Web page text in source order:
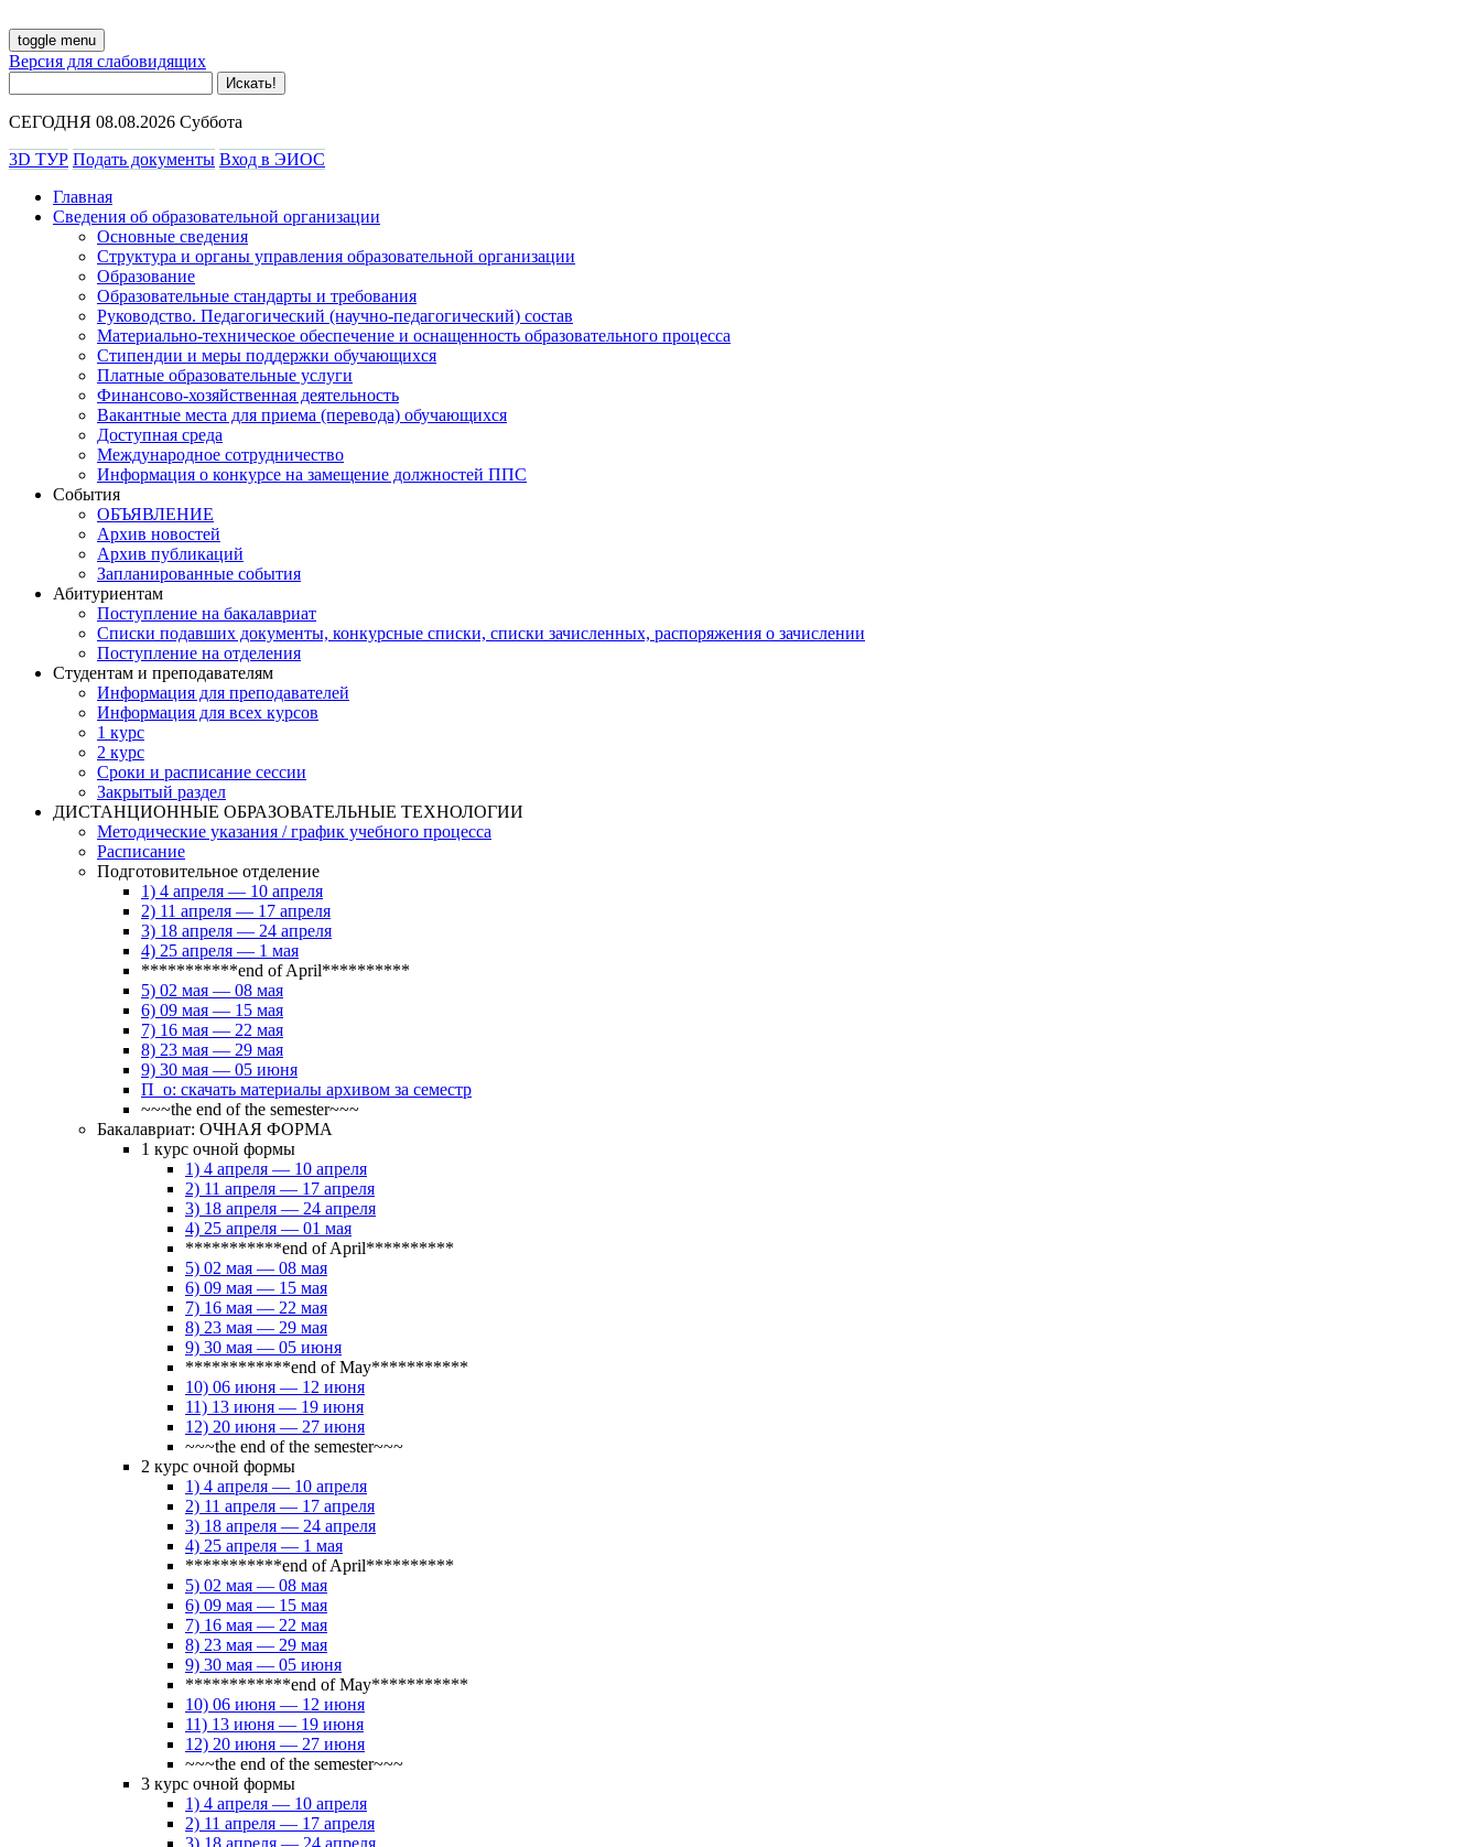
toggle menu
Версия для слабовидящих
СЕГОДНЯ 08.08.2026 Суббота
3D ТУР Подать документы Вход в ЭИОС
Главная
Сведения об образовательной организации
Основные сведения
Структура и органы управления образовательной организации
Образование
Образовательные стандарты и требования
Руководство. Педагогический (научно-педагогический) состав
Материально-техническое обеспечение и оснащенность образовательного процесса
Стипендии и меры поддержки обучающихся
Платные образовательные услуги
Финансово-хозяйственная деятельность
Вакантные места для приема (перевода) обучающихся
Доступная среда
Международное сотрудничество
Информация о конкурсе на замещение должностей ППС
События
ОБЪЯВЛЕНИЕ
Архив новостей
Архив публикаций
Запланированные события
Абитуриентам
Поступление на бакалавриат
Списки подавших документы, конкурсные списки, списки зачисленных, распоряжения о зачислении
Поступление на отделения
Студентам и преподавателям
Информация для преподавателей
Информация для всех курсов
1 курс
2 курс
Сроки и расписание сессии
Закрытый раздел
ДИСТАНЦИОННЫЕ ОБРАЗОВАТЕЛЬНЫЕ ТЕХНОЛОГИИ
Методические указания / график учебного процесса
Расписание
Подготовительное отделение
1) 4 апреля — 10 апреля
2) 11 апреля — 17 апреля
3) 18 апреля — 24 апреля
4) 25 апреля — 1 мая
***********end of April**********
5) 02 мая — 08 мая
6) 09 мая — 15 мая
7) 16 мая — 22 мая
8) 23 мая — 29 мая
9) 30 мая — 05 июня
П_о: скачать материалы архивом за семестр
~~~the end of the semester~~~
Бакалавриат: ОЧНАЯ ФОРМА
1 курс очной формы
1) 4 апреля — 10 апреля
2) 11 апреля — 17 апреля
3) 18 апреля — 24 апреля
4) 25 апреля — 01 мая
***********end of April**********
5) 02 мая — 08 мая
6) 09 мая — 15 мая
7) 16 мая — 22 мая
8) 23 мая — 29 мая
9) 30 мая — 05 июня
************end of May***********
10) 06 июня — 12 июня
11) 13 июня — 19 июня
12) 20 июня — 27 июня
~~~the end of the semester~~~
2 курс очной формы
1) 4 апреля — 10 апреля
2) 11 апреля — 17 апреля
3) 18 апреля — 24 апреля
4) 25 апреля — 1 мая
***********end of April**********
5) 02 мая — 08 мая
6) 09 мая — 15 мая
7) 16 мая — 22 мая
8) 23 мая — 29 мая
9) 30 мая — 05 июня
************end of May***********
10) 06 июня — 12 июня
11) 13 июня — 19 июня
12) 20 июня — 27 июня
~~~the end of the semester~~~
3 курс очной формы
1) 4 апреля — 10 апреля
2) 11 апреля — 17 апреля
3) 18 апреля — 24 апреля